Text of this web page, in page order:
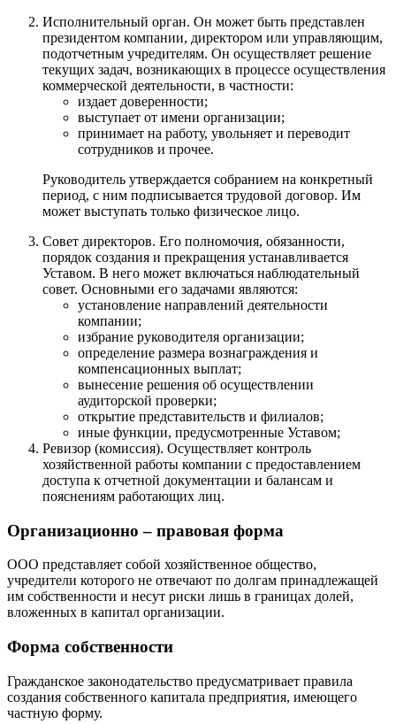
Исполнительный орган. Он может быть представлен
президентом компании, директором или управляющим,
подотчетным учредителям. Он осуществляет решение
текущих задач, возникающих в процессе осуществления
коммерческой деятельности, в частности:
издает доверенности;
выступает от имени организации;
принимает на работу, увольняет и переводит
сотрудников и прочее.
Руководитель утверждается собранием на конкретный
период, с ним подписывается трудовой договор. Им
может выступать только физическое лицо.
Совет директоров. Его полномочия, обязанности,
порядок создания и прекращения устанавливается
Уставом. В него может включаться наблюдательный
совет. Основными его задачами являются:
установление направлений деятельности
компании;
избрание руководителя организации;
определение размера вознаграждения и
компенсационных выплат;
вынесение решения об осуществлении
аудиторской проверки;
открытие представительств и филиалов;
иные функции, предусмотренные Уставом;
Ревизор (комиссия). Осуществляет контроль
хозяйственной работы компании с предоставлением
доступа к отчетной документации и балансам и
пояснениям работающих лиц.
Организационно – правовая форма
ООО представляет собой хозяйственное общество,
учредители которого не отвечают по долгам принадлежащей
им собственности и несут риски лишь в границах долей,
вложенных в капитал организации.
Форма собственности
Гражданское законодательство предусматривает правила
создания собственного капитала предприятия, имеющего
частную форму.